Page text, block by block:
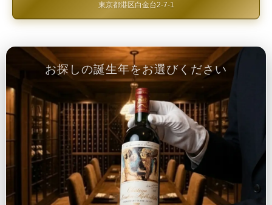
東京都港区白金台2-7-1
お探しの誕生年をお選びください